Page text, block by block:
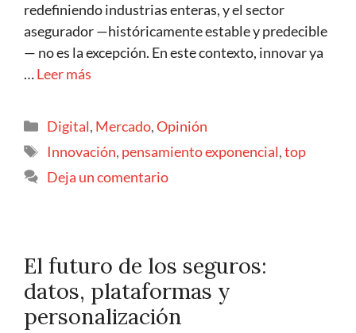
redefiniendo industrias enteras, y el sector
asegurador —históricamente estable y predecible
— no es la excepción. En este contexto, innovar ya
…Leer más
Digital, Mercado,Opinión
Innovación, pensamiento exponencial,top
Deja un comentario
El futuro de los seguros:
datos, plataformas y
personalización